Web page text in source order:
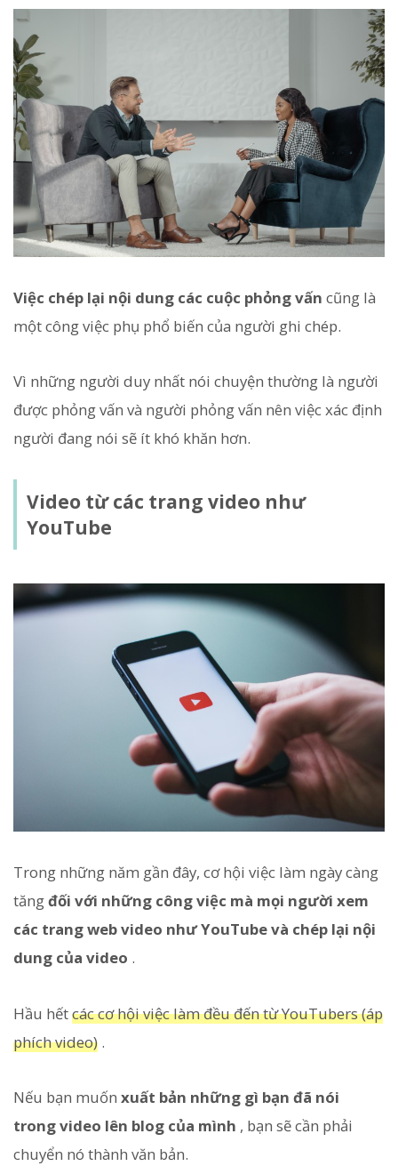
Việc chép lại nội dung các cuộc phỏng vấn cũng là
một công việc phụ phổ biến của người ghi chép.
Vì những người duy nhất nói chuyện thường là người
được phỏng vấn và người phỏng vấn nên việc xác định
người đang nói sẽ ít khó khăn hơn.
Video từ các trang video như
YouTube
Trong những năm gần đây, cơ hội việc làm ngày càng
tăngđối với những công việc mà mọi người xem
các trang web video như YouTube và chép lại nội
dung của video .
Hầu hếtcác cơ hội việc làm đều đến từ YouTubers (áp
phích video) .
Nếu bạn muốn xuất bản những gì bạn đã nói
trong video lên blog của mình , bạn sẽ cần phải
chuyển nó thành văn bản.